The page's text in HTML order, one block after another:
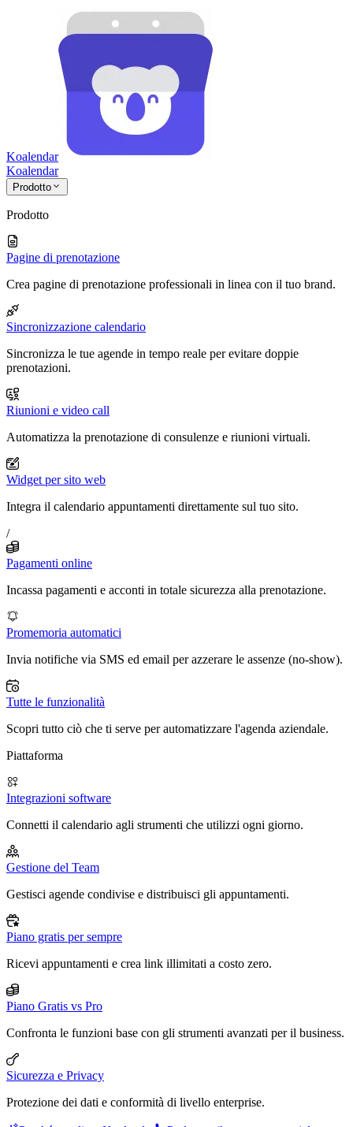
Koalendar
Koalendar
Prodotto
Prodotto
Pagine di prenotazione
Crea pagine di prenotazione professionali in linea con il tuo brand.
Sincronizzazione calendario
Sincronizza le tue agende in tempo reale per evitare doppie
prenotazioni.
Riunioni e video call
Automatizza la prenotazione di consulenze e riunioni virtuali.
Widget per sito web
Integra il calendario appuntamenti direttamente sul tuo sito.
/
Pagamenti online
Incassa pagamenti e acconti in totale sicurezza alla prenotazione.
Promemoria automatici
Invia notifiche via SMS ed email per azzerare le assenze (no-show).
Tutte le funzionalità
Scopri tutto ciò che ti serve per automatizzare l'agenda aziendale.
Piattaforma
Integrazioni software
Connetti il calendario agli strumenti che utilizzi ogni giorno.
Gestione del Team
Gestisci agende condivise e distribuisci gli appuntamenti.
Piano gratis per sempre
Ricevi appuntamenti e crea link illimitati a costo zero.
Piano Gratis vs Pro
Confronta le funzioni base con gli strumenti avanzati per il business.
Sicurezza e Privacy
Protezione dei dati e conformità di livello enterprise.